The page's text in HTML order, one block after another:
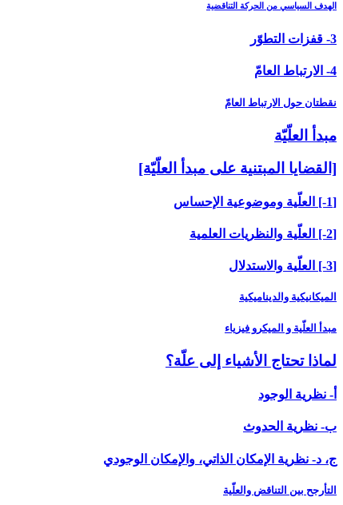
الهدف السياسي من الحركة التناقضية
3- قفزات التطوّر
4- الارتباط العامّ‏
نقطتان حول الارتباط العامّ
مبدأ العلّيّة
[القضايا المبتنية على مبدأ العلّيّة]
[1-] العلّية وموضوعية الإحساس
[2-] العلّية والنظريات العلمية
[3-] العلّية والاستدلال
الميكانيكية والديناميكية
مبدأ العلّية و الميكرو فيزياء
لماذا تحتاج الأشياء إلى علّة؟
أ- نظرية الوجود
ب- نظرية الحدوث
ج، د- نظرية الإمكان الذاتي، والإمكان الوجودي
التأرجح بين التناقض والعلّية